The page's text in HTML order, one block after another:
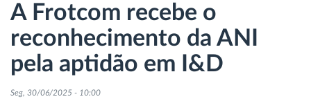
Análise do estilo de condução
Monitorização dos tempos de condução
Gestão de tarefas
A Frotcom recebe o
reconhecimento da ANI
pela aptidão em I&D
Seg, 30/06/2025 - 10:00